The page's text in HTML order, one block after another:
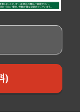
)